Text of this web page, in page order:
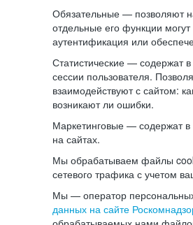
Обязательные — позволяют
отдельные его функции
аутентификация или
Статистические — содержат
сессии пользователя.
взаимодействуют с сайтом:
возникают ли ошибки.
Маркетинговые — содержат
на сайтах.
Мы обрабатываем файлы
сетевого трафика с учетом
Мы — оператор
данных на сайте